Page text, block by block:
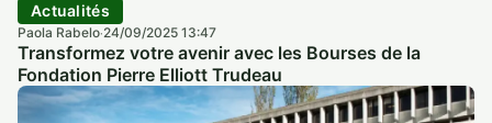
Actualités
Paola Rabelo·24/09/2025 13:47
Transformez votre avenir avec les Bourses de la
Fondation Pierre Elliott Trudeau